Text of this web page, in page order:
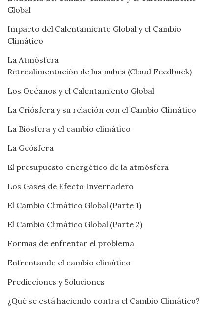
Global
Impacto del Calentamiento Global y el Cambio
Climático
La Atmósfera
Retroalimentación de las nubes (Cloud Feedback)
Los Océanos y el Calentamiento Global
La Criósfera y su relación con el Cambio Climático
La Biósfera y el cambio climático
La Geósfera
El presupuesto energético de la atmósfera
Los Gases de Efecto Invernadero
El Cambio Climático Global (Parte 1)
El Cambio Climático Global (Parte 2)
Formas de enfrentar el problema
Enfrentando el cambio climático
Predicciones y Soluciones
¿Qué se está haciendo contra el Cambio Climático?